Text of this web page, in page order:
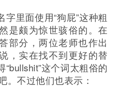
字里面使用“狗屁”这种粗
是颇为惊世骇俗的。在
部分，两位老师也作出
，实在找不到更好的替
“bullshit”这个词太粗俗的
。不过他们也表示：